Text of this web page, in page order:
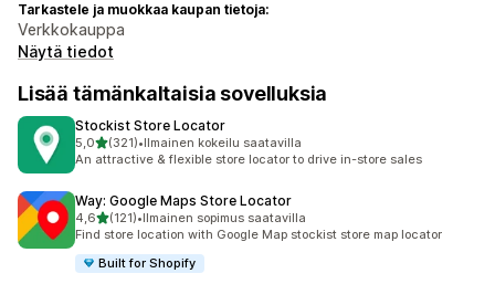
Tarkastele ja muokkaa kaupan tietoja:
Verkkokauppa
Näytä tiedot
Lisää tämänkaltaisia sovelluksia
Stockist Store Locator
5,0/ 5 tähteä
(321)
321 arvostelua yhteensä
•Ilmainen kokeilu saatavilla
An attractive & flexible store locator to drive in-store sales
Way: Google Maps Store Locator
4,6/ 5 tähteä
(121)
121 arvostelua yhteensä
•Ilmainen sopimus saatavilla
Find store location with Google Map stockist store map locator
Built for Shopify